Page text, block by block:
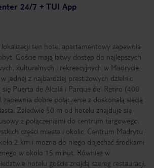
24/7 + TUI App
ten hotel apartamentowy zapewnia
Goście mają łatwy dostęp do najlepszych
kulturalnych i rekreacyjnych w Madrycie.
jednej z najbardziej prestiżowych dzielnic
Puerta de Alcalá i Parque del Retiro (400
dobre połączenie z doskonałą siecią
Zaledwie 50 m od hotelu znajduje się
z połączeniami do centrum targowego,
części miasta i okolic. Centrum Madrytu
2 km i można do niego dojechać środkami
w około 15 minut. Również w
hotelu goście znajdą szereg restauracji,